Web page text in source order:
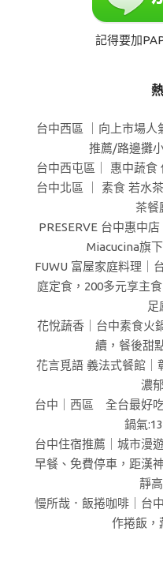
記得要加
台中西區 ｜向上市場人
推薦/路邊攤
台中西屯區｜ 惠中蔬食
台中北區 ｜ 素食 若水
茶餐
PRESERVE 台中惠中
Miacucina旗
FUWU 富屋家庭料理｜
庭定食，200多元享主
足
花悅蔬香｜台中素食火
續，餐後甜
花言覓語 義法式餐館｜
濃
台中｜西區 全台最好
鍋氣
台中住宿推薦｜城市漫
早餐、免費停車，距漢
靜
慢所哉．飯捲咖啡｜台
作捲飯，